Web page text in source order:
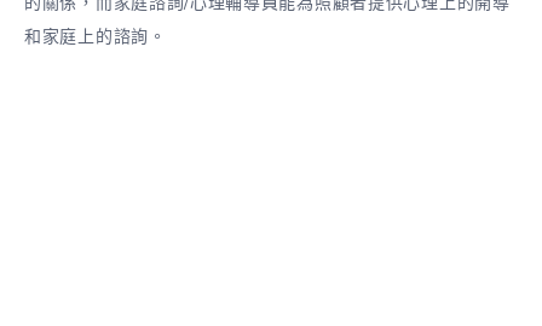
和家庭上的諮詢。